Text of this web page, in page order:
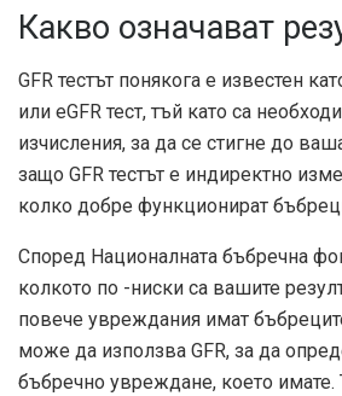
Какво означават
GFR тестът понякога е известен
или eGFR тест, тъй като са
изчисления, за да се стигне до
защо GFR тестът е индиректно
колко добре функционират
Според Националната бъбречна
колкото по -ниски са вашите
повече увреждания имат
може да използва GFR, за да
бъбречно увреждане, което имате.